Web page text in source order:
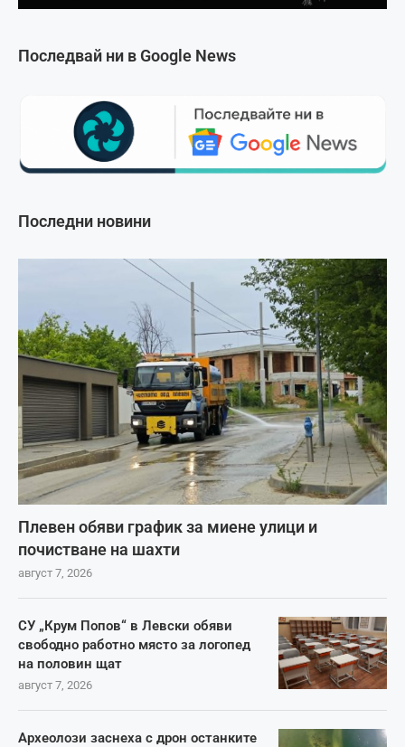
Последвай ни в Google News
Последни новини
Плевен обяви график за миене улици и
почистване на шахти
август 7, 2026
СУ „Крум Попов“ в Левски обяви
свободно работно място за логопед
на половин щат
август 7, 2026
Археолози заснеха с дрон останките